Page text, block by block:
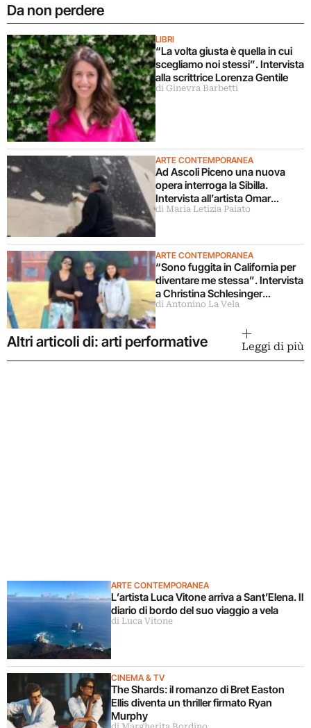
Da non perdere
LIBRI
“La volta giusta è quella in cui
scegliamo noi stessi”. Intervista
alla scrittrice Lorenza Gentile
di Ginevra Barbetti
ARTE CONTEMPORANEA
Ad Ascoli Piceno una nuova
opera interroga la Sibilla.
Intervista all’artista Omar
Galliani
di Maria Letizia Paiato
ARTE CONTEMPORANEA
“Sono fuggita in California per
diventare me stessa”. Intervista
a Christina Schlesinger
delle Guerrilla Girls
di Antonino La Vela
Altri articoli di: arti performative Leggi di più
ARTE CONTEMPORANEA
L’artista Luca Vitone arriva a Sant’Elena. Il
diario di bordo del suo viaggio a vela
di Luca Vitone
CINEMA & TV
The Shards: il romanzo di Bret Easton
Ellis diventa un thriller firmato Ryan
Murphy